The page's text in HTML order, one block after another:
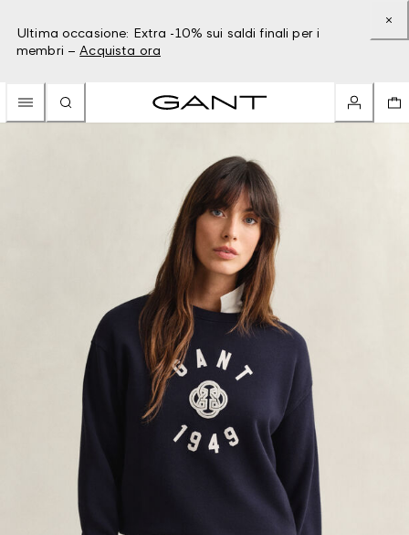
Ultima occasione: Extra -10% sui saldi finali per i
membri – Acquista ora